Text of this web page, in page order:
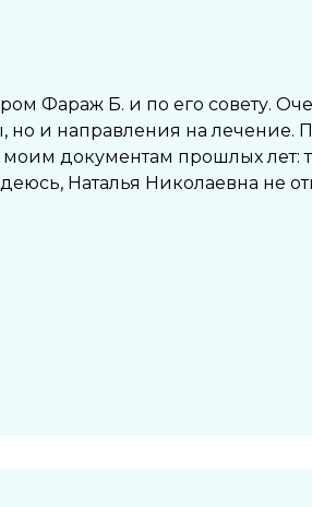
Фараж Б. и по его совету.
но и направления на лечение.
документам прошлых лет:
Наталья Николаевна не